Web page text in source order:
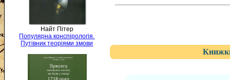
Найт Пітер
Популярна конспірологія.
Путівник теоріями змови